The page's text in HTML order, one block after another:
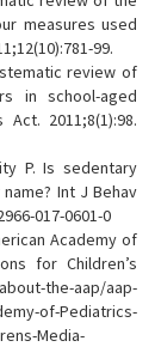
measures used
99.
review of
in school-aged
2011;8(1):98.
P. Is sedentary
Int J Behav
017-0601-0
Academy of
for Children’s
the-aap/aap-
of-Pediatrics-
Media-